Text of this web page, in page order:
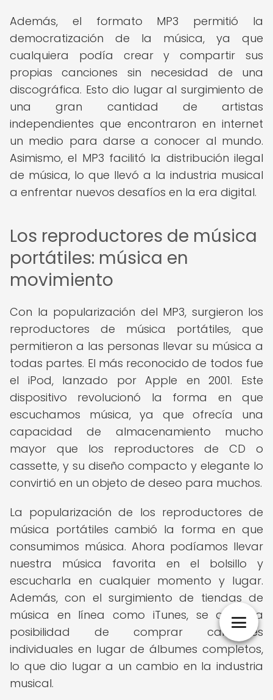
Además, el formato MP3 permitió la
democratización de la música, ya que
cualquiera podía crear y compartir sus
propias canciones sin necesidad de una
discográfica. Esto dio lugar al surgimiento de
una gran cantidad de artistas
independientes que encontraron en internet
un medio para darse a conocer al mundo.
Asimismo, el MP3 facilitó la distribución ilegal
de música, lo que llevó a la industria musical
a enfrentar nuevos desafíos en la era digital.
Los reproductores de música
portátiles: música en
movimiento
Con la popularización del MP3, surgieron los
reproductores de música portátiles, que
permitieron a las personas llevar su música a
todas partes. El más reconocido de todos fue
el iPod, lanzado por Apple en 2001. Este
dispositivo revolucionó la forma en que
escuchamos música, ya que ofrecía una
capacidad de almacenamiento mucho
mayor que los reproductores de CD o
cassette, y su diseño compacto y elegante lo
convirtió en un objeto de deseo para muchos.
La popularización de los reproductores de
música portátiles cambió la forma en que
consumimos música. Ahora podíamos llevar
nuestra música favorita en el bolsillo y
escucharla en cualquier momento y lugar.
Además, con el surgimiento de tiendas de
música en línea como iTunes, se abrió la
posibilidad de comprar canciones
individuales en lugar de álbumes completos,
lo que dio lugar a un cambio en la industria
musical.